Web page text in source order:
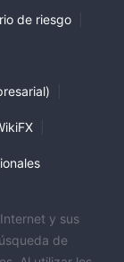
de riesgo
y sus
de